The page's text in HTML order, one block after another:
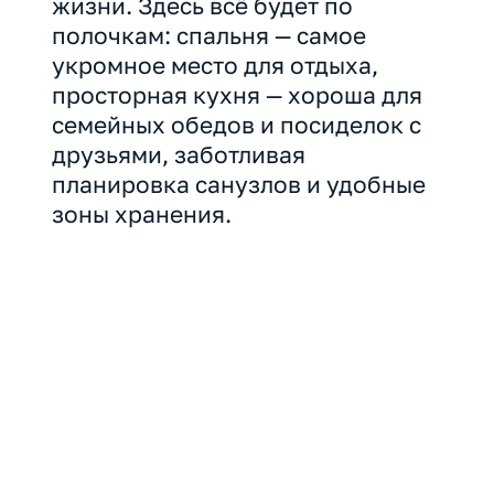
полочкам: спальня — самое
укромное место для отдыха,
просторная кухня — хороша для
семейных обедов и посиделок с
друзьями, заботливая
планировка санузлов и удобные
зоны хранения.